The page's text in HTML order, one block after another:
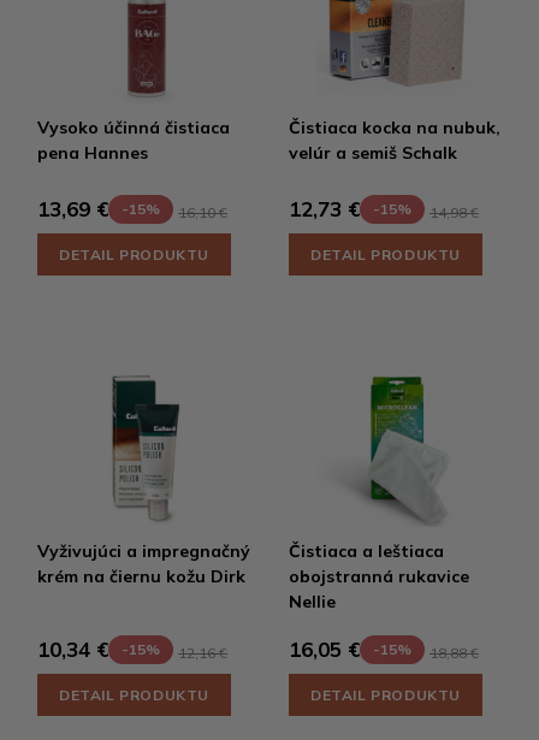
Vysoko účinná čistiaca
pena Hannes
13,69 € -15% 16,10 €
DETAIL PRODUKTU
Čistiaca kocka na nubuk,
velúr a semiš Schalk
12,73 € -15% 14,98 €
DETAIL PRODUKTU
Vyživujúci a impregnačný
krém na čiernu kožu Dirk
10,34 € -15% 12,16 €
DETAIL PRODUKTU
Čistiaca a leštiaca
obojstranná rukavice
Nellie
16,05 € -15% 18,88 €
DETAIL PRODUKTU